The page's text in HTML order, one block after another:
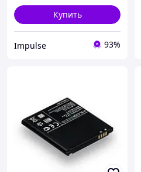
Купить
Impulse 93%